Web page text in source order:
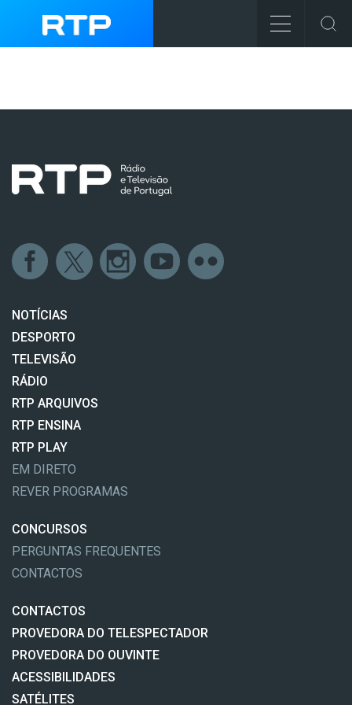
NOTÍCIAS
DESPORTO
TELEVISÃO
RÁDIO
RTP ARQUIVOS
RTP ENSINA
RTP PLAY
EM DIRETO
REVER PROGRAMAS
CONCURSOS
PERGUNTAS FREQUENTES
CONTACTOS
CONTACTOS
PROVEDORA DO TELESPECTADOR
PROVEDORA DO OUVINTE
ACESSIBILIDADES
SATÉLITES